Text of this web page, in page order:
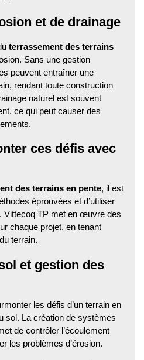
et de drainage
terrassement des terrains
Sans une gestion
peuvent entraîner une
rendant toute construction
naturel est souvent
ce qui peut causer des
ces défis avec
des terrains en pente, il est
éprouvées et d’utiliser
Vittecoq TP met en œuvre des
chaque projet, en tenant
terrain.
et gestion des
les défis d’un terrain en
sol. La création de systèmes
de contrôler l’écoulement
les problèmes d’érosion.